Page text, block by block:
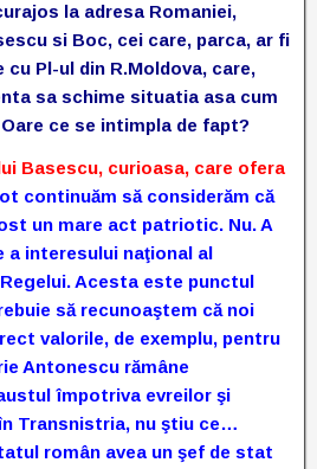
la adresa Romaniei,
si Boc, cei care, parca, ar fi
Pl-ul din R.Moldova, care,
sa schime situatia asa cum
ce se intimpla de fapt?
Basescu, curioasa, care ofera
continuăm să considerăm că
un mare act patriotic. Nu. A
a interesului naţional al
Acesta este punctul
să recunoaştem că noi
valorile, de exemplu, pentru
Antonescu rămâne
împotriva evreilor şi
Transnistria, nu ştiu ce…
român avea un şef de stat